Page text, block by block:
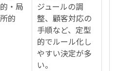
的・局
所的
ジュールの調
整、顧客対応の
手順など、定型
的でルール化し
やすい決定が多
い。